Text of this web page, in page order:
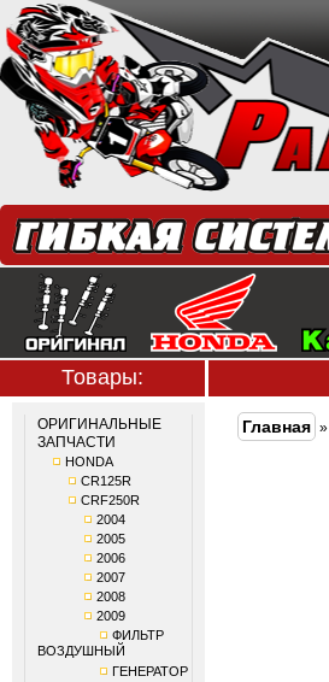
Товары:
ОРИГИНАЛЬНЫЕ
ЗАПЧАСТИ
HONDA
CR125R
CRF250R
2004
2005
2006
2007
2008
2009
ФИЛЬТР
ВОЗДУШНЫЙ
ГЕНЕРАТОР
Главная »